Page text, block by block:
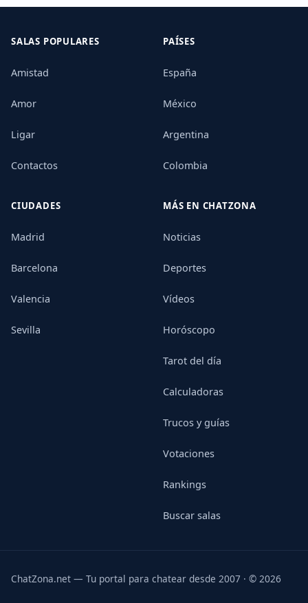
SALAS POPULARES
Amistad
Amor
Ligar
Contactos
PAÍSES
España
México
Argentina
Colombia
CIUDADES
Madrid
Barcelona
Valencia
Sevilla
MÁS EN CHATZONA
Noticias
Deportes
Vídeos
Horóscopo
Tarot del día
Calculadoras
Trucos y guías
Votaciones
Rankings
Buscar salas
ChatZona.net — Tu portal para chatear desde 2007 · © 2026